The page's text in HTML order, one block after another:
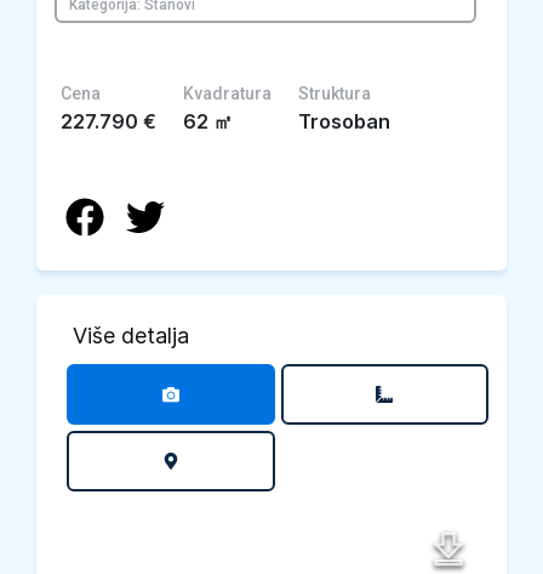
Kategorija: Stanovi
Cena
227.790 €
Kvadratura
62 ㎡
Struktura
Trosoban
Više detalja